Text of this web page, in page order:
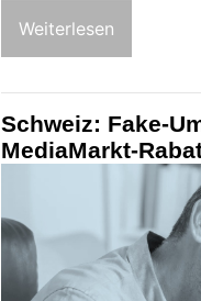
Weiterlesen
Schweiz: Fake-
MediaMarkt-